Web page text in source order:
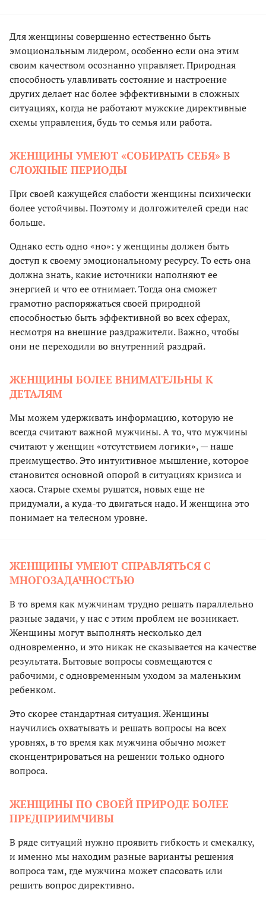
Для женщины совершенно естественно быть
эмоциональным лидером, особенно если она этим
своим качеством осознанно управляет. Природная
способность улавливать состояние и настроение
других делает нас более эффективными в сложных
ситуациях, когда не работают мужские директивные
схемы управления, будь то семья или работа.
ЖЕНЩИНЫ УМЕЮТ «СОБИРАТЬ СЕБЯ» В
СЛОЖНЫЕ ПЕРИОДЫ
При своей кажущейся слабости женщины психически
более устойчивы. Поэтому и долгожителей среди нас
больше.
Однако есть одно «но»: у женщины должен быть
доступ к своему эмоциональному ресурсу. То есть она
должна знать, какие источники наполняют ее
энергией и что ее отнимает. Тогда она сможет
грамотно распоряжаться своей природной
способностью быть эффективной во всех сферах,
несмотря на внешние раздражители. Важно, чтобы
они не переходили во внутренний раздрай.
ЖЕНЩИНЫ БОЛЕЕ ВНИМАТЕЛЬНЫ К
ДЕТАЛЯМ
Мы можем удерживать информацию, которую не
всегда считают важной мужчины. А то, что мужчины
считают у женщин «отсутствием логики», — наше
преимущество. Это интуитивное мышление, которое
становится основной опорой в ситуациях кризиса и
хаоса. Старые схемы рушатся, новых еще не
придумали, а куда-то двигаться надо. И женщина это
понимает на телесном уровне.
ЖЕНЩИНЫ УМЕЮТ СПРАВЛЯТЬСЯ С
МНОГОЗАДАЧНОСТЬЮ
В то время как мужчинам трудно решать параллельно
разные задачи, у нас с этим проблем не возникает.
Женщины могут выполнять несколько дел
одновременно, и это никак не сказывается на качестве
результата. Бытовые вопросы совмещаются с
рабочими, с одновременным уходом за маленьким
ребенком.
Это скорее стандартная ситуация. Женщины
научились охватывать и решать вопросы на всех
уровнях, в то время как мужчина обычно может
сконцентрироваться на решении только одного
вопроса.
ЖЕНЩИНЫ ПО СВОЕЙ ПРИРОДЕ БОЛЕЕ
ПРЕДПРИИМЧИВЫ
В ряде ситуаций нужно проявить гибкость и смекалку,
и именно мы находим разные варианты решения
вопроса там, где мужчина может спасовать или
решить вопрос директивно.